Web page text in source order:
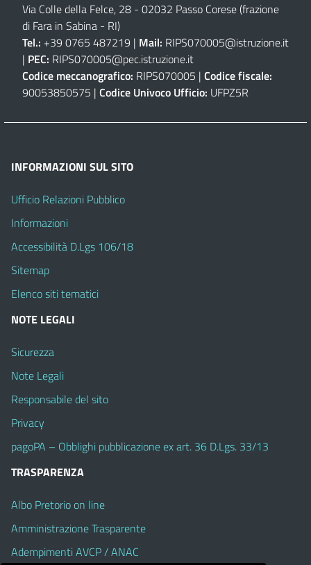
Via Colle della Felce, 28 - 02032 Passo Corese (frazione
di Fara in Sabina - RI)
Tel.: +39 0765 487219 | Mail: RIPS070005@istruzione.it
| PEC: RIPS070005@pec.istruzione.it
Codice meccanografico: RIPS070005 | Codice fiscale:
90053850575 | Codice Univoco Ufficio: UFPZ5R
INFORMAZIONI SUL SITO
Ufficio Relazioni Pubblico
Informazioni
Accessibilità D.Lgs 106/18
Sitemap
Elenco siti tematici
NOTE LEGALI
Sicurezza
Note Legali
Responsabile del sito
Privacy
pagoPA – Obblighi pubblicazione ex art. 36 D.Lgs. 33/13
TRASPARENZA
Albo Pretorio on line
Amministrazione Trasparente
Adempimenti AVCP / ANAC